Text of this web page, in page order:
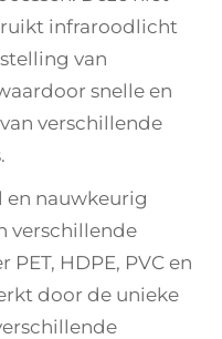
infraroodlicht
van
snelle en
verschillende
en nauwkeurig
verschillende
HDPE, PVC en
door de unieke